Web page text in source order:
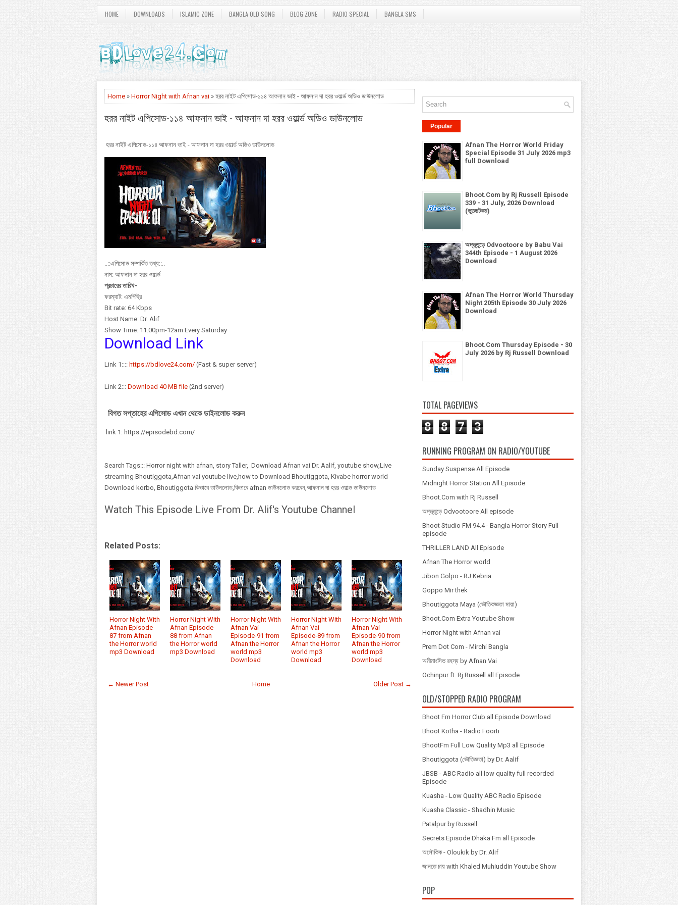
HOME DOWNLOADS ISLAMIC ZONE BANGLA OLD SONG BLOG ZONE RADIO SPECIAL BANGLA SMS
Home » Horror Night with Afnan vai » হরর নাইট এপিসোড-১১৪ আফনান ভাই - আফনান দা হরর ওয়ার্ল্ড অডিও ডাউনলোড
হরর নাইট এপিসোড-১১৪ আফনান ভাই - আফনান দা হরর ওয়ার্ল্ড অডিও ডাউনলোড
হরর নাইট এপিসোড-১১৪ আফনান ভাই - আফনান দা হরর ওয়ার্ল্ড অডিও ডাউনলোড
..::এপিসোড সম্পর্কিত তথ্য::..
নাম: আফনান দা হরর ওয়ার্ল্ড
প্রচারের তারিখ-
ফরম্যাট: এমপিথ্রি
Bit rate: 64 Kbps
Host Name: Dr. Alif
Show Time: 11.00pm-12am Every Saturday
Download Link
Link 1:::: https://bdlove24.com/ (Fast & super server)
Link 2::: Download 40 MB file (2nd server)
বিগত সপ্তাহের এপিসোড এখান থেকে ডাইনলোড করুন
link 1: https://episodebd.com/
Search Tags::: Horror night with afnan, story Taller, Download Afnan vai Dr. Aalif, youtube show,Live
streaming Bhoutiggota,Afnan vai youtube live,how to Download Bhoutiggota, Kivabe horror world
Download korbo, Bhoutiggota কিভাবে ডাউনলোড,কিভাবে afnan ডাউনলোড করবেন,আফনান দা হরর ওয়াল্ড ডাউনলোড
Watch This Episode Live From Dr. Alif's Youtube Channel
Related Posts:
Horror Night With
Afnan Episode-
87 from Afnan
the Horror world
mp3 Download
Horror Night With
Afnan Episode-
88 from Afnan
the Horror world
mp3 Download
Horror Night With
Afnan Vai
Episode-91 from
Afnan the Horror
world mp3
Download
Horror Night With
Afnan Vai
Episode-89 from
Afnan the Horror
world mp3
Download
Horror Night With
Afnan Vai
Episode-90 from
Afnan the Horror
world mp3
Download
← Newer Post Older Post →
Home
Popular
Afnan The Horror World Friday
Special Episode 31 July 2026 mp3
full Download
Bhoot.Com by Rj Russell Episode
339 - 31 July, 2026 Download
(ভূতডটকম)
অদ্ভূতুড়ে Odvootoore by Babu Vai
344th Episode - 1 August 2026
Download
Afnan The Horror World Thursday
Night 205th Episode 30 July 2026
Download
Bhoot.Com Thursday Episode - 30
July 2026 by Rj Russell Download
TOTAL PAGEVIEWS
8 8 7 3
RUNNING PROGRAM ON RADIO/YOUTUBE
Sunday Suspense All Episode
Midnight Horror Station All Episode
Bhoot.Com with Rj Russell
অদ্ভূতুড়ে Odvootoore All episode
Bhoot Studio FM 94.4 - Bangla Horror Story Full
episode
THRILLER LAND All Episode
Afnan The Horror world
Jibon Golpo - RJ Kebria
Goppo Mir thek
Bhoutiggota Maya (ভৌতিকজ্ঞতা মায়া)
Bhoot.Com Extra Youtube Show
Horror Night with Afnan vai
Prem Dot Com - Mirchi Bangla
অমীমাংসিত রহস্য by Afnan Vai
Ochinpur ft. Rj Russell all Episode
OLD/STOPPED RADIO PROGRAM
Bhoot Fm Horror Club all Episode Download
Bhoot Kotha - Radio Foorti
BhootFm Full Low Quality Mp3 all Episode
Bhoutiggota (ভৌতিজ্ঞতা) by Dr. Aalif
JBSB - ABC Radio all low quality full recorded
Episode
Kuasha - Low Quality ABC Radio Episode
Kuasha Classic - Shadhin Music
Patalpur by Russell
Secrets Episode Dhaka Fm all Episode
অলৌকিক - Oloukik by Dr. Alif
জানতে চায় with Khaled Muhiuddin Youtube Show
POP